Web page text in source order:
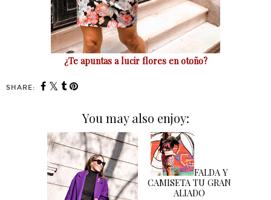
¿Te apuntas a lucir flores en otoño?
SHARE:
You may also enjoy:
FALDA Y
CAMISETA TU GRAN
ALIADO